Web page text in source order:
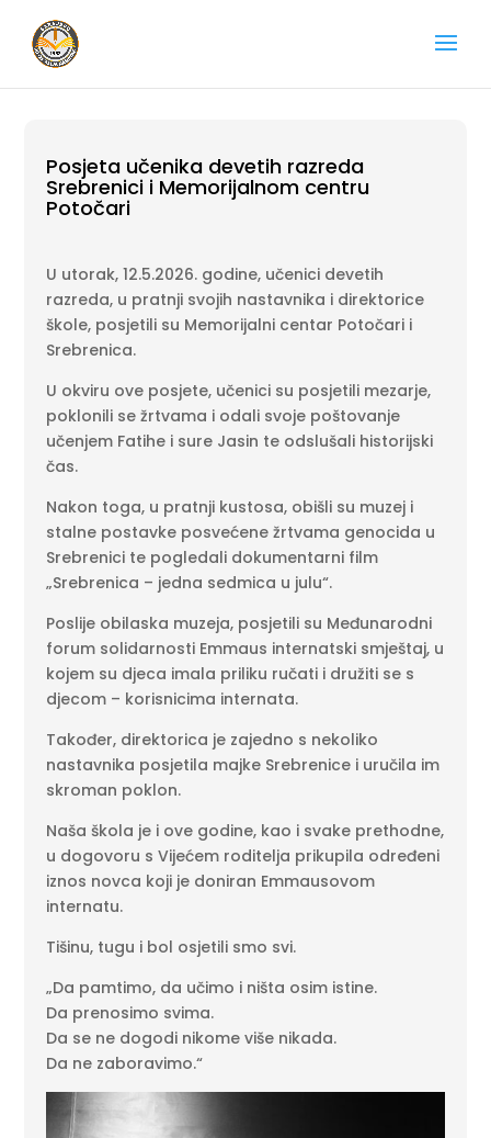
Posjeta učenika devetih razreda
Srebrenici i Memorijalnom centru
Potočari
U utorak, 12.5.2026. godine, učenici devetih
razreda, u pratnji svojih nastavnika i direktorice
škole, posjetili su Memorijalni centar Potočari i
Srebrenica.
U okviru ove posjete, učenici su posjetili mezarje,
poklonili se žrtvama i odali svoje poštovanje
učenjem Fatihe i sure Jasin te odslušali historijski
čas.
Nakon toga, u pratnji kustosa, obišli su muzej i
stalne postavke posvećene žrtvama genocida u
Srebrenici te pogledali dokumentarni film
„Srebrenica – jedna sedmica u julu“.
Poslije obilaska muzeja, posjetili su Međunarodni
forum solidarnosti Emmaus internatski smještaj, u
kojem su djeca imala priliku ručati i družiti se s
djecom – korisnicima internata.
Također, direktorica je zajedno s nekoliko
nastavnika posjetila majke Srebrenice i uručila im
skroman poklon.
Naša škola je i ove godine, kao i svake prethodne,
u dogovoru s Vijećem roditelja prikupila određeni
iznos novca koji je doniran Emmausovom
internatu.
Tišinu, tugu i bol osjetili smo svi.
„Da pamtimo, da učimo i ništa osim istine.
Da prenosimo svima.
Da se ne dogodi nikome više nikada.
Da ne zaboravimo.“